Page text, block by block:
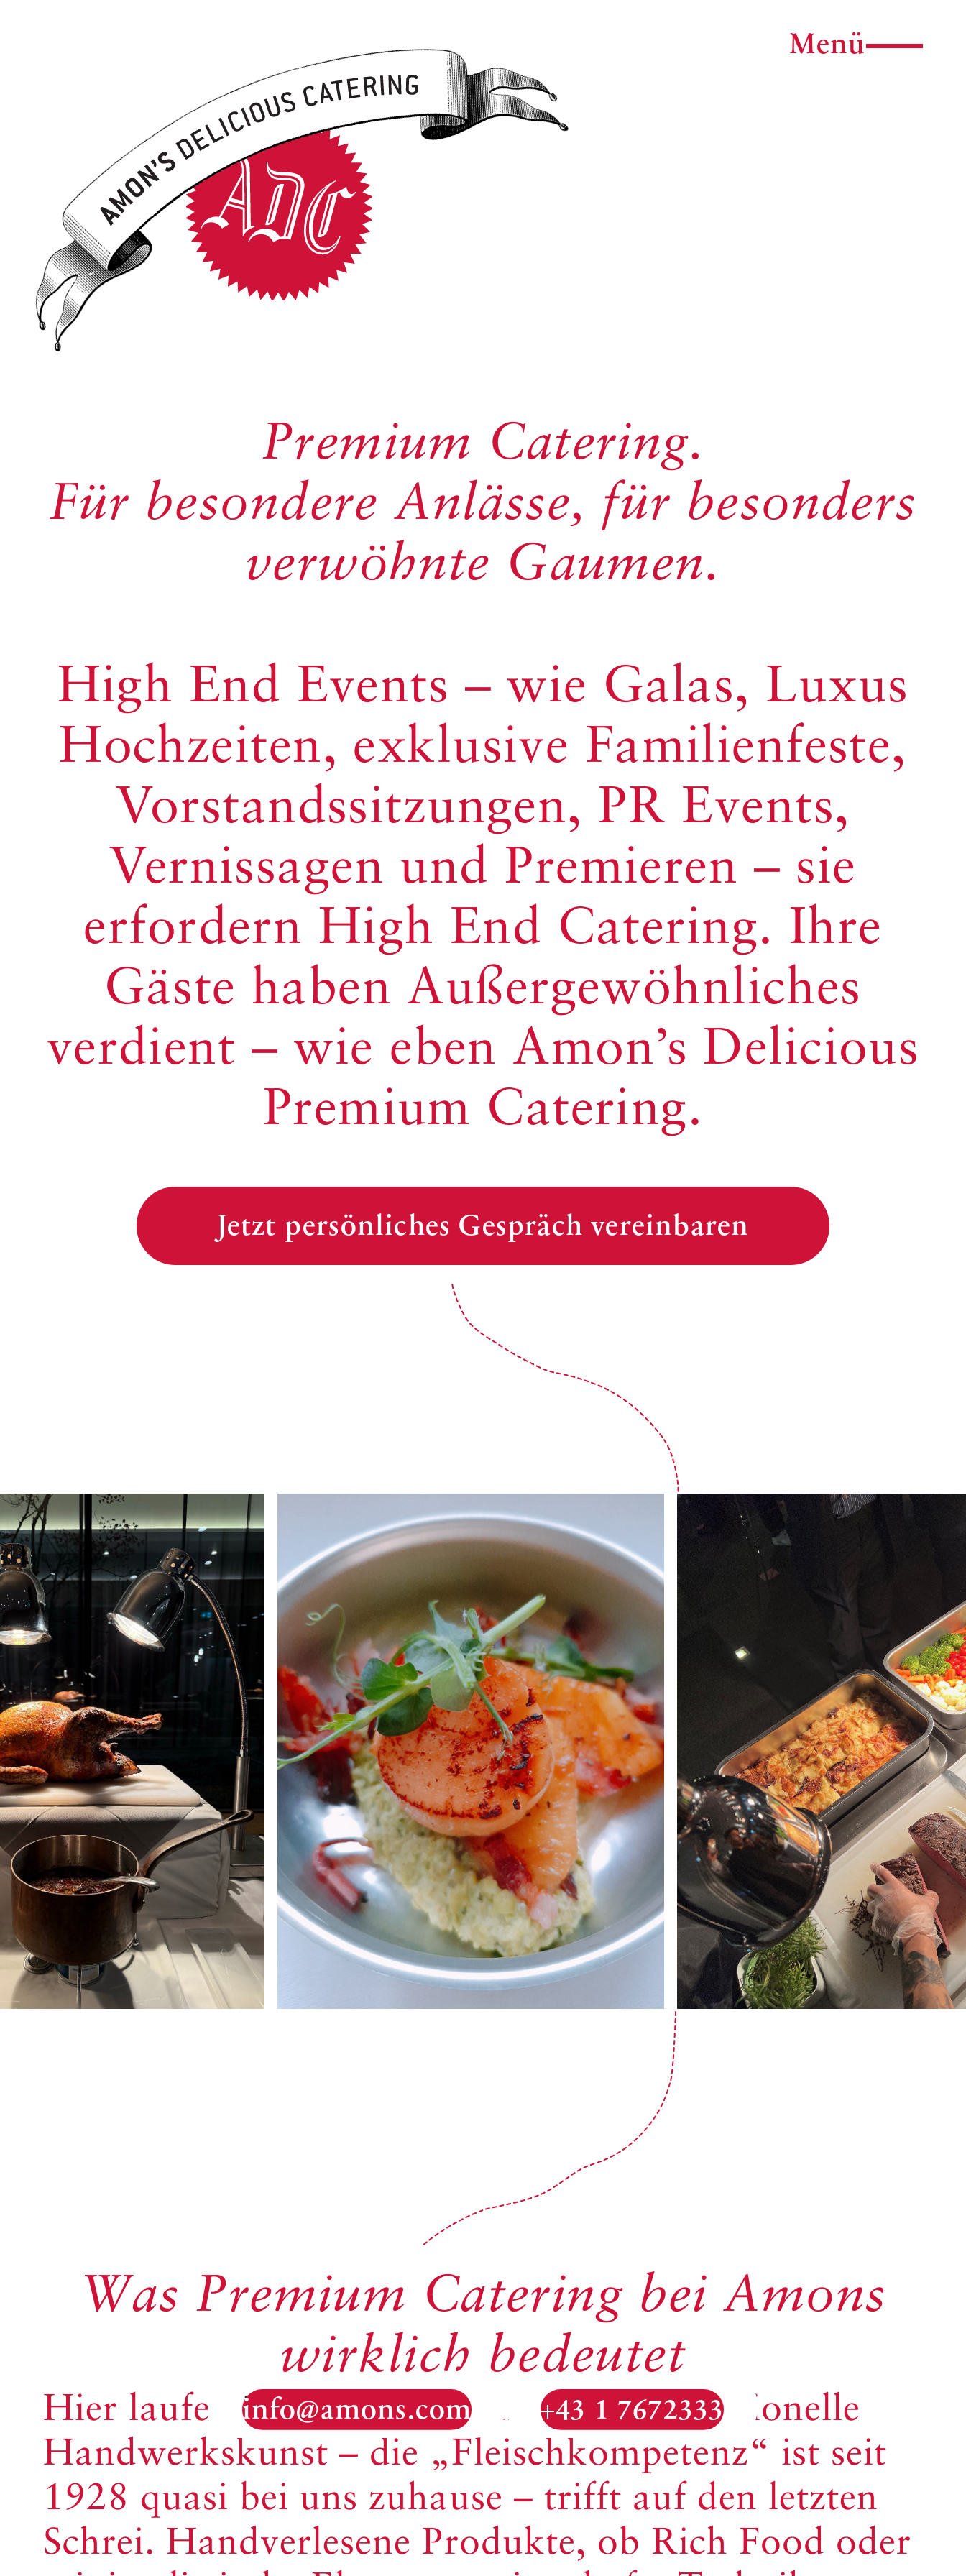
info@amons.com +43 1 7672333
Menü
Menü
Premium Catering.
Für besondere Anlässe, für besonders
verwöhnte Gaumen.
High End Events – wie Galas, Luxus
Hochzeiten, exklusive Familienfeste,
Vorstandssitzungen, PR Events,
Vernissagen und Premieren – sie
erfordern High End Catering. Ihre
Gäste haben Außergewöhnliches
verdient – wie eben Amon’s Delicious
Premium Catering.
Jetzt persönliches Gespräch vereinbaren
Was Premium Catering bei Amons
wirklich bedeutet
Hier laufen wir zu Hochtouren auf. Traditionelle
Handwerkskunst – die „Fleischkompetenz“ ist seit
1928 quasi bei uns zuhause – trifft auf den letzten
Schrei. Handverlesene Produkte, ob Rich Food oder